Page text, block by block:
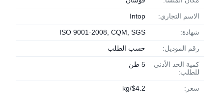
الاسم التجاري: Intop
شهادة: ISO 9001-2008, CQM, SGS
رقم الموديل: حسب الطلب
كمية الحد الأدنى
للطلب:
5 طن
سعر: $4.2/kg